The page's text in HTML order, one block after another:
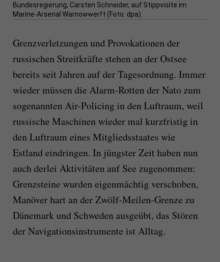
Bundesregierung, Carsten Schneider, auf Stippvisite im
Marine-Arsenal Warnowwerft (Foto: dpa).
Grenzverletzungen und Provokationen der
russischen Streitkräfte stehen an der Ostsee
bereits seit Jahren auf der Tagesordnung. Immer
wieder müssen die Alarm-Rotten der Nato zum
sogenannten Air-Policing in den Luftraum, weil
russische Maschinen wieder mal kurzfristig in
den Luftraum eines Mitgliedsstaates wie
Estland eindringen. In jüngster Zeit haben nun
auch derlei Aktivitäten auf See zugenommen:
Grenzsteine wurden eigenmächtig verschoben,
Manöver hart an der Zwölf-Meilen-Grenze zu
Dänemark und Schweden ausgeübt, das Stören
der Navigationsinstrumente ist Alltag.